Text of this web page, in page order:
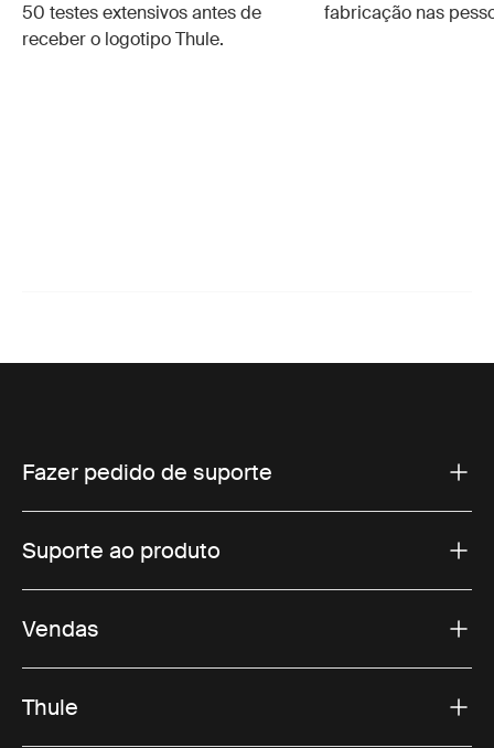
50 testes extensivos antes de
receber o logotipo Thule.
fabricação nas
Fazer pedido de suporte
Suporte ao produto
Vendas
Thule